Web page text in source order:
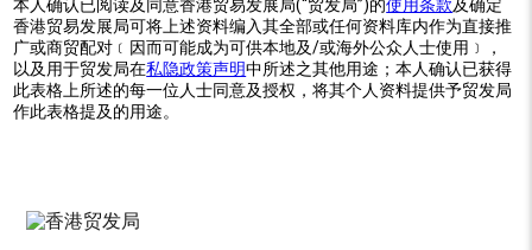
本人确认已阅读及同意香港贸易发展局(“贸发局”)的使用条款及确定
香港贸易发展局可将上述资料编入其全部或任何资料库内作为直接推
广或商贸配对﹝因而可能成为可供本地及/或海外公众人士使用﹞，
以及用于贸发局在私隐政策声明中所述之其他用途；本人确认已获得
此表格上所述的每一位人士同意及授权，将其个人资料提供予贸发局
作此表格提及的用途。